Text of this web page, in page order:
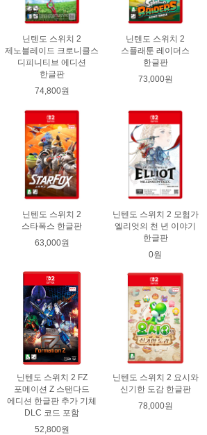
닌텐도 스위치 2
제노블레이드 크로니클스
디피니티브 에디션
한글판
74,800원
닌텐도 스위치 2
스플래툰 레이더스
한글판
73,000원
닌텐도 스위치 2
스타폭스 한글판
63,000원
닌텐도 스위치 2 모험가
엘리엇의 천 년 이야기
한글판
0원
닌텐도 스위치 2 FZ
포메이션 Z 스탠다드
에디션 한글판 추가 기체
DLC 코드 포함
52,800원
닌텐도 스위치 2 요시와
신기한 도감 한글판
78,000원